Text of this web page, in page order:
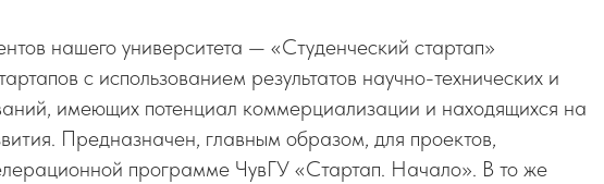
нашего университета — «Студенческий стартап»
с использованием результатов научно-технических и
имеющих потенциал коммерциализации и находящихся на
Предназначен, главным образом, для проектов,
программе ЧувГУ «Стартап. Начало». В то же